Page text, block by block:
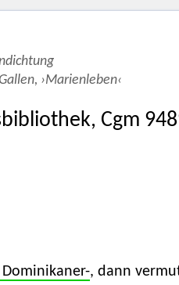
›Marienleben‹
Cgm
, dann